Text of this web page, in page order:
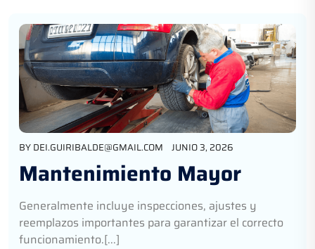
BYDEI.GUIRIBALDE@GMAIL.COM JUNIO 3, 2026
Mantenimiento Mayor
Generalmente incluye inspecciones, ajustes y
reemplazos importantes para garantizar el correcto
funcionamiento.[...]